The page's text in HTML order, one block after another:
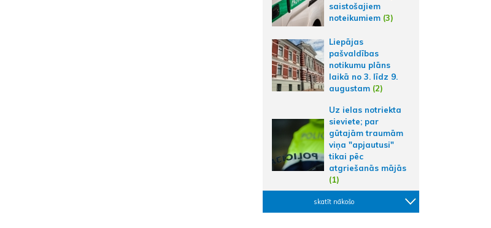
saistošajiem
noteikumiem (3)
Liepājas
pašvaldības
notikumu plāns
laikā no 3. līdz 9.
augustam (2)
Uz ielas notriekta
sieviete; par
gūtajām traumām
viņa "apjautusi"
tikai pēc
atgriešanās mājās
(1)
skatīt nākošo